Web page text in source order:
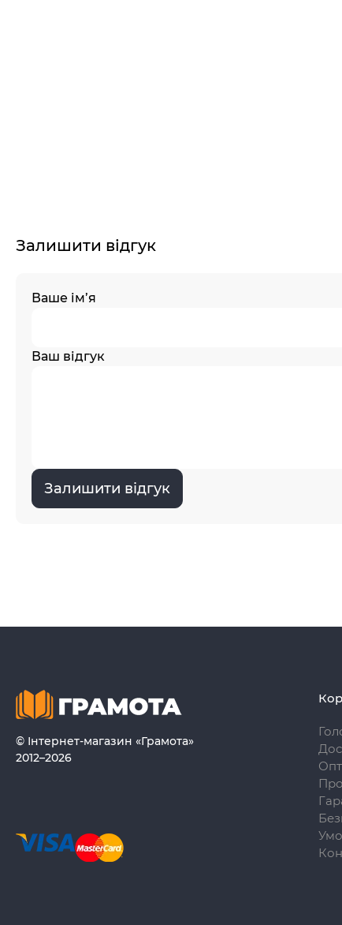
Залишити відгук
Ваше ім’я
Ваш відгук
Залишити відгук
© Інтернет-магазин «Грамота»
2012–2026